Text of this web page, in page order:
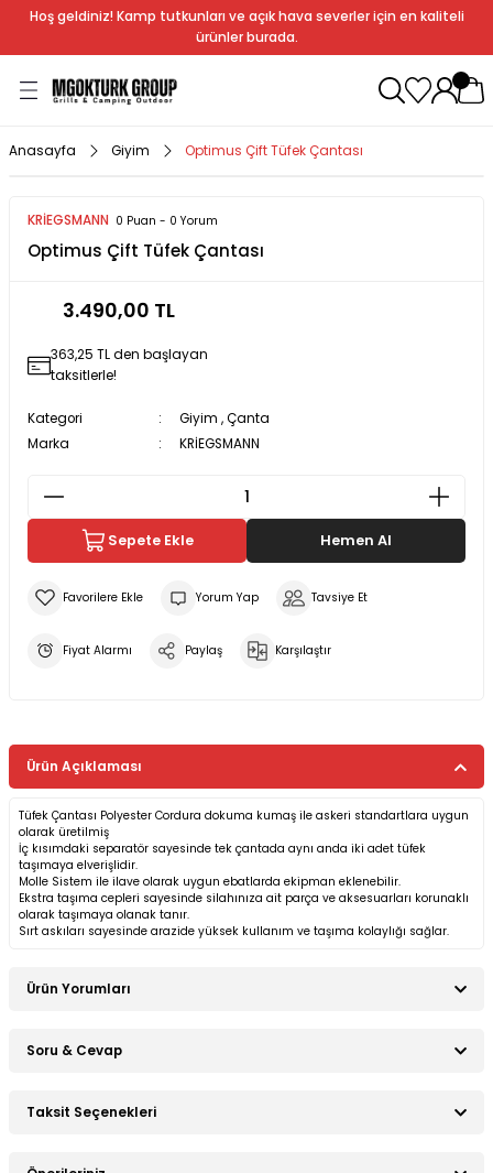
Hoş geldiniz! Kamp tutkunları ve açık hava severler için en kaliteli
ürünler burada.
Geri Dön
Geri Dön
Geri Dön
Geri Dön
Geri Dön
Geri Dön
Geri Dön
Ekipmanları
Geri Dön
Anasayfa Giyim Optimus Çift Tüfek Çantası
KRİEGSMANN 0 Puan - 0 Yorum
Optimus Çift Tüfek Çantası
3.490,00 TL
363,25 TL den başlayan
taksitlerle!
Kategori Giyim ,Çanta
Marka
KRİEGSMANN
Sepete Ekle Hemen Al
Yorum Yap Tavsiye Et
Fiyat Alarmı Paylaş Karşılaştır
Ürün Açıklaması
Tüfek Çantası Polyester Cordura dokuma kumaş ile askeri standartlara uygun
olarak üretilmiş
İç kısımdaki separatör sayesinde tek çantada aynı anda iki adet tüfek
taşımaya elverişlidir.
Molle Sistem ile ilave olarak uygun ebatlarda ekipman eklenebilir.
Ekstra taşıma cepleri sayesinde silahınıza ait parça ve aksesuarları korunaklı
olarak taşımaya olanak tanır.
Sırt askıları sayesinde arazide yüksek kullanım ve taşıma kolaylığı sağlar.
Ürün Yorumları
Soru & Cevap
Taksit Seçenekleri